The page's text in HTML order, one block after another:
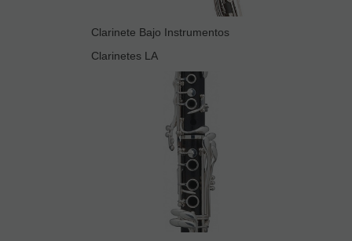
Clarinete Bajo Instrumentos
Clarinetes LA